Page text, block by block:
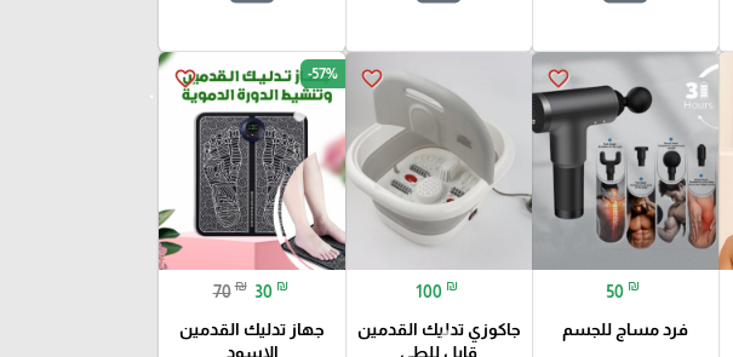
favorite_border
50 ₪
فرد مساج للجسم
favorite_border
100 ₪
جاكوزي تدليك القدمين
قابل للطي
favorite_border -57%
70 ₪ 30 ₪
جهاز تدليك القدمين
الاسود